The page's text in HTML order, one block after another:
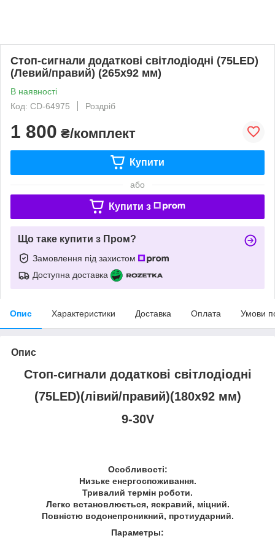
Стоп-сигнали додаткові світлодіодні (75LED)
(Левий/правий) (265х92 мм)
В наявності
Код: CD-64975
Роздріб
1 800 ₴/комплект
Купити
або
Купити з
Що таке купити з Пром?
Замовлення під захистом
Доступна доставка
Опис Характеристики Доставка Оплата Умови
Опис
Стоп-сигнали додаткові світлодіодні
(75LED)(лівий/правий)(180х92 мм)
9-30V
Особливості:
Низьке енергоспоживання.
Тривалий термін роботи.
Легко встановлюється, яскравий, міцний.
Повністю водонепроникний, протиударний.
Параметры: